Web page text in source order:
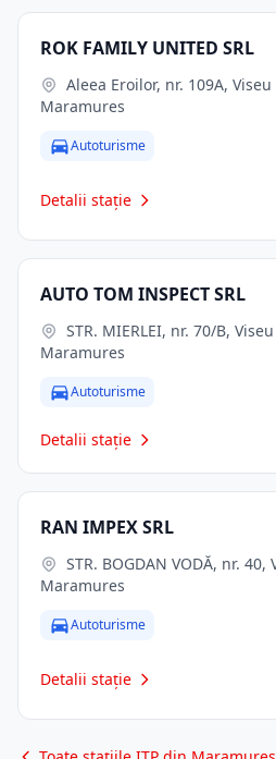
ROK FAMILY UNITED SRL
Maramures
Autoturisme
Detalii stație
AUTO TOM INSPECT SRL
Maramures
Autoturisme
Detalii stație
RAN IMPEX SRL
Maramures
Autoturisme
Detalii stație